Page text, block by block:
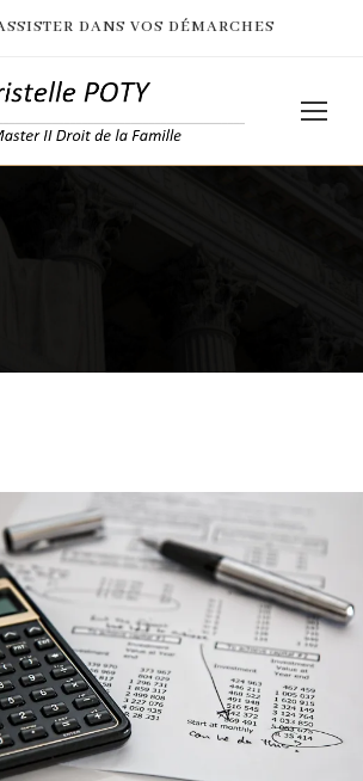
DANS VOS DÉMARCHES